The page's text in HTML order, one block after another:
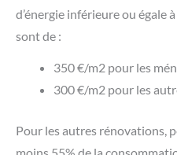
d’énergie inférieure ou égale
sont de :
350 €/m2 pour les
300 €/m2 pour les
Pour les autres rénovations,